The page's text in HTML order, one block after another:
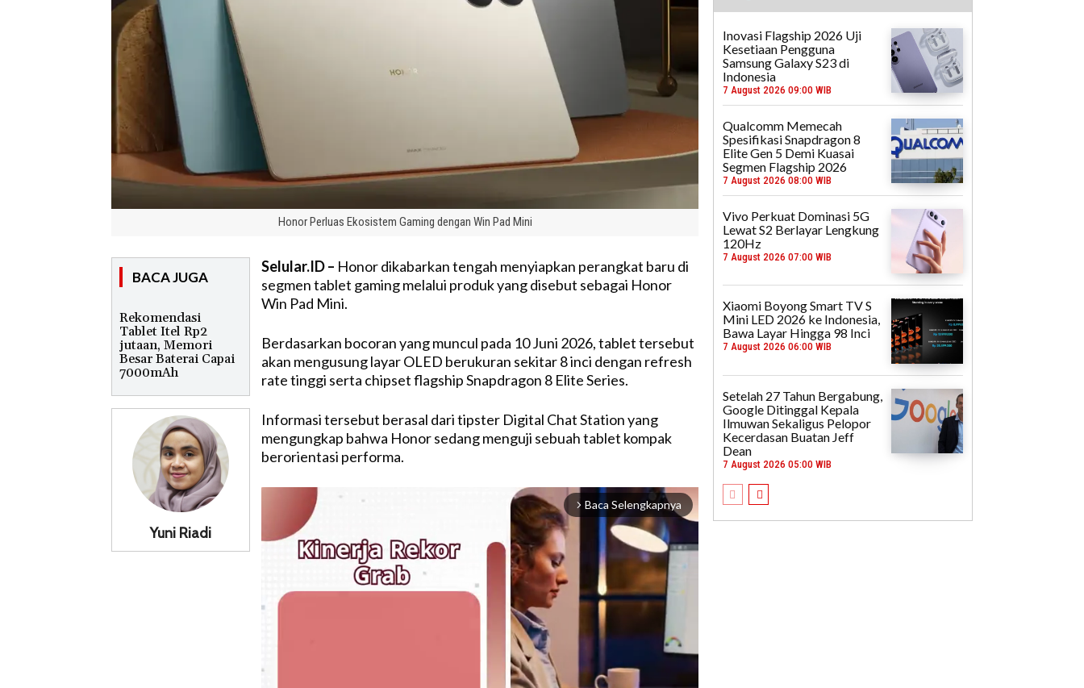
Honor Perluas Ekosistem Gaming dengan Win Pad Mini
BACA JUGA
Rekomendasi
Tablet Itel Rp2
jutaan, Memori
Besar Baterai Capai
7000mAh
Yuni Riadi
Selular.ID – Honor dikabarkan tengah menyiapkan perangkat baru di
segmen tablet gaming melalui produk yang disebut sebagai Honor
Win Pad Mini.
Berdasarkan bocoran yang muncul pada 10 Juni 2026, tablet tersebut
akan mengusung layar OLED berukuran sekitar 8 inci dengan refresh
rate tinggi serta chipset flagship Snapdragon 8 Elite Series.
Informasi tersebut berasal dari tipster Digital Chat Station yang
mengungkap bahwa Honor sedang menguji sebuah tablet kompak
berorientasi performa.
arrow_forward_ios Baca Selengkapnya
Inovasi Flagship 2026 Uji
Kesetiaan Pengguna
Samsung Galaxy S23 di
Indonesia
7 August 2026 09:00 WIB
Qualcomm Memecah
Spesifikasi Snapdragon 8
Elite Gen 5 Demi Kuasai
Segmen Flagship 2026
7 August 2026 08:00 WIB
Vivo Perkuat Dominasi 5G
Lewat S2 Berlayar Lengkung
120Hz
7 August 2026 07:00 WIB
Xiaomi Boyong Smart TV S
Mini LED 2026 ke Indonesia,
Bawa Layar Hingga 98 Inci
7 August 2026 06:00 WIB
Setelah 27 Tahun Bergabung,
Google Ditinggal Kepala
Ilmuwan Sekaligus Pelopor
Kecerdasan Buatan Jeff
Dean
7 August 2026 05:00 WIB